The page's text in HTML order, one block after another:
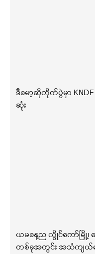
ဒီမော့ဆိုတိုက်ပွဲမှာ
ဆုံး
ယမနေ့ည လွိုင်ကော်မြို့၊
တစ်ခုအတွင်း အသံကျယ်